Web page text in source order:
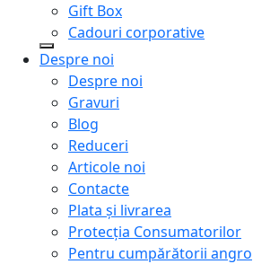
Gift Box
Cadouri corporative
Despre noi
Despre noi
Gravuri
Blog
Reduceri
Articole noi
Contacte
Plata și livrarea
Protecţia Consumatorilor
Pentru cumpărătorii angro